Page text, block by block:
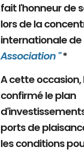
fait l'honneur de
lors de la
internationale de
Association "*
A cette occasion,
confirmé le plan
ports de
les conditions